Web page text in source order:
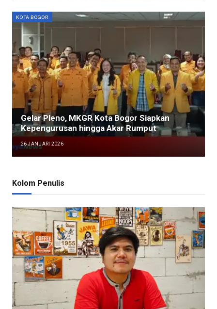
KOTA BOGOR
Gelar Pleno, MKGR Kota Bogor Siapkan
Kepengurusan hingga Akar Rumput
26 JANUARI 2026
Kolom Penulis